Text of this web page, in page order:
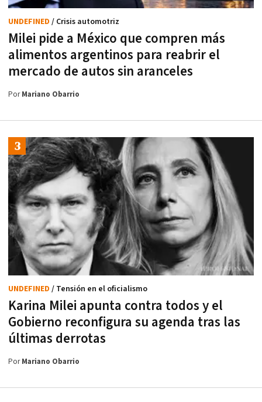
Milei pide a México que compren más
alimentos argentinos para reabrir el
mercado de autos sin aranceles
UNDEFINED / Crisis automotriz
PorMariano Obarrio
Karina Milei apunta contra todos y el
Gobierno reconfigura su agenda tras las
últimas derrotas
UNDEFINED / Tensión en el oficialismo
PorMariano Obarrio